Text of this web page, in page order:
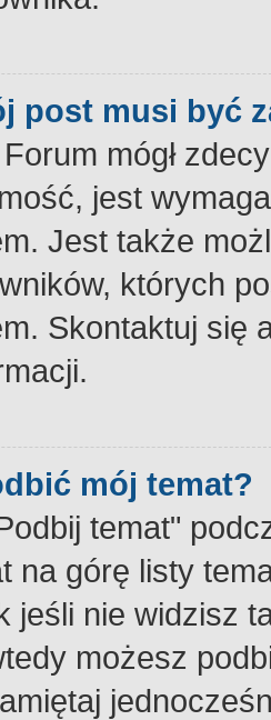
post musi być
mógł
jest
Jest także
których
Skontaktuj się
mój temat?
temat"
na górę listy
jeśli nie widzisz
możesz